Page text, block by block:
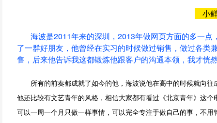
小
海波是2011年来的深圳，2013年做网页方面的多一点
了一群好朋友，他曾经在实习的时候做过销售，做过各
售，后来他告诉我这都锻炼他跟客户的沟通本领，我才恍
所有的前奏都成就了如今的他，海波说他在高中的时候就向往
他还比较有文艺青年的风格，相信大家都有看过《北京青年》这
可以一周一个月只做一样事情，可以完全专注于做自己的事，不